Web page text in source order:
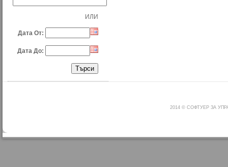
ИЛИ
Дата От:
Дата До:
2014 © СОФТУЕР ЗА